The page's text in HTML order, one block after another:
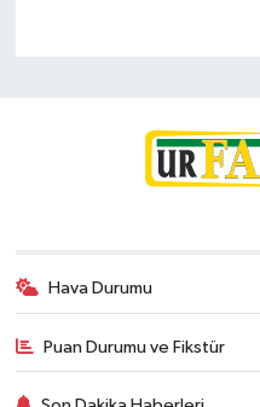
Hava Durumu
Puan Durumu ve Fikstür